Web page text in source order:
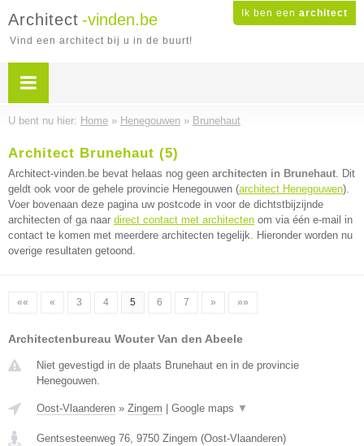
Ik ben een architect
Architect -vinden.be
Vind een architect bij u in de buurt!
U bent nu hier: Home » Henegouwen » Brunehaut
Architect Brunehaut (5)
Architect-vinden.be bevat helaas nog geen architecten in Brunehaut. Dit
geldt ook voor de gehele provincie Henegouwen (architect Henegouwen).
Voer bovenaan deze pagina uw postcode in voor de dichtstbijzijnde
architecten of ga naar direct contact met architecten om via één e-mail in
contact te komen met meerdere architecten tegelijk. Hieronder worden nu
overige resultaten getoond.
«« « 3 4 5 6 7 » »»
Architectenbureau Wouter Van den Abeele
Niet gevestigd in de plaats Brunehaut en in de provincie
Henegouwen.
Oost-Vlaanderen » Zingem Google maps ▼
Gentsesteenweg 76, 9750 Zingem (Oost-Vlaanderen)